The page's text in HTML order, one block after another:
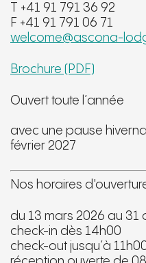
T +41 91 791 36 92
F +41 91 791 06 71
welcome@ascona-
Brochure (PDF)
Ouvert toute l’année
avec une pause
février 2027
Nos horaires
du 13 mars 2026 au 31
check-in dès 14h00
check-out jusqu’à